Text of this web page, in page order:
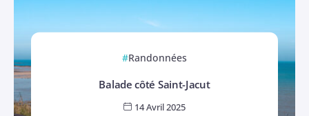
Randonnées
Balade côté Saint-Jacut
14 Avril 2025